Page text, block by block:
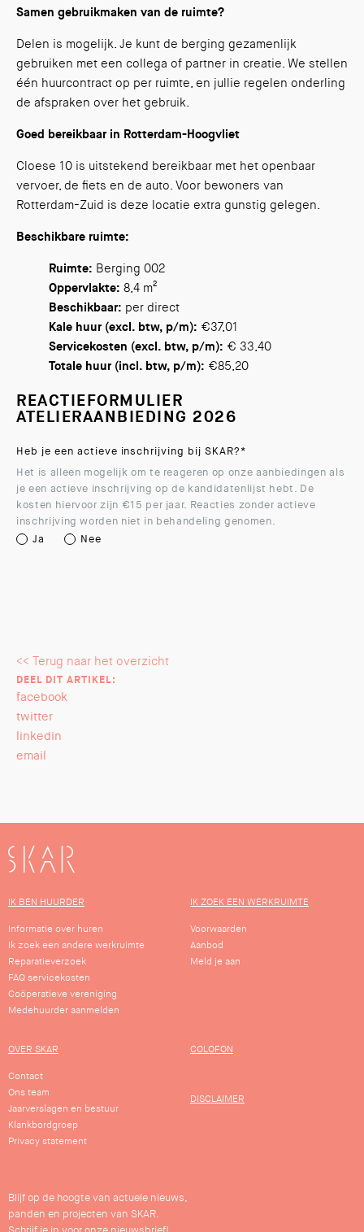
Samen gebruikmaken van de ruimte?
Delen is mogelijk. Je kunt de berging gezamenlijk
gebruiken met een collega of partner in creatie. We stellen
één huurcontract op per ruimte, en jullie regelen onderling
de afspraken over het gebruik.
Goed bereikbaar in Rotterdam-Hoogvliet
Cloese 10 is uitstekend bereikbaar met het openbaar
vervoer, de fiets en de auto. Voor bewoners van
Rotterdam-Zuid is deze locatie extra gunstig gelegen.
Beschikbare ruimte:
Ruimte: Berging 002
Oppervlakte: 8,4 m²
Beschikbaar: per direct
Kale huur (excl. btw, p/m): €37,01
Servicekosten (excl. btw, p/m): € 33,40
Totale huur (incl. btw, p/m): €85,20
REACTIEFORMULIER
ATELIERAANBIEDING 2026
Heb je een actieve inschrijving bij SKAR?*
Het is alleen mogelijk om te reageren op onze aanbiedingen als
je een actieve inschrijving op de kandidatenlijst hebt. De
kosten hiervoor zijn €15 per jaar. Reacties zonder actieve
inschrijving worden niet in behandeling genomen.
Ja
Nee
<< Terug naar het overzicht
DEEL DIT ARTIKEL:
facebook
twitter
linkedin
email
SKAR
IK BEN HUURDER
Informatie over huren
Ik zoek een andere werkruimte
Reparatieverzoek
FAQ servicekosten
Coöperatieve vereniging
Medehuurder aanmelden
IK ZOEK EEN WERKRUIMTE
Voorwaarden
Aanbod
Meld je aan
OVER SKAR
Contact
Ons team
Jaarverslagen en bestuur
Klankbordgroep
Privacy statement
COLOFON
DISCLAIMER
Blijf op de hoogte van actuele nieuws,
panden en projecten van SKAR.